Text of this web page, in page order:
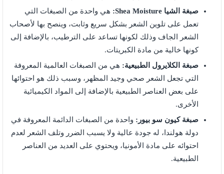
صبغة الشيا Shea Moisture:
هي واحدة من الصبغات التي
تعمل على تلوين الشعر بشكل سريع وثابت، وينصح بها لأصحاب
الشعر الجاف وذلك لكونها تساعد على الترطيب، بالإضافة إلى
كونها خالية من مادة الكبريتات.
صبغة الكلايرول الطبيعية: هي من الصبغات العالمية المعروفة
التي تجعل الشعر صحي وجيد المظهر، وسبب ذلك هو احتوائها
على بعض العناصر الطبيعية بالإضافة إلى المواد الكيميائية
الأخرى.
صبغة كيون سو بيور: واحدة من الصبغات الدائمة المعروفة في
دولة هولندا، له جودة عالية ولا يسبب الضرر وتلف الشعر لعدم
احتوائه على مادة الأمونيا، ويحتوي على العديد من العناصر
الطبيعية.